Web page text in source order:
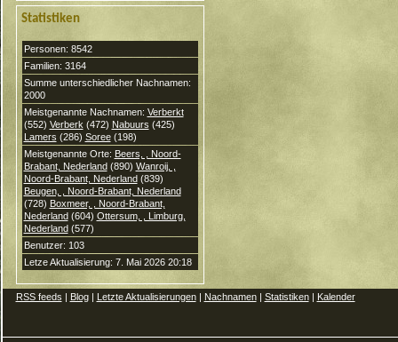
Statistiken
Personen: 8542
Familien: 3164
Summe unterschiedlicher Nachnamen:
2000
Meistgenannte Nachnamen: Verberkt
(552) Verberk (472) Nabuurs (425)
Lamers (286) Soree(198)
Meistgenannte Orte: Beers, , Noord-
Brabant, Nederland(890) Wanroij, ,
Noord-Brabant, Nederland(839)
Beugen, , Noord-Brabant, Nederland
(728) Boxmeer, , Noord-Brabant,
Nederland(604) Ottersum, , Limburg,
Nederland(577)
Benutzer: 103
Letze Aktualisierung: 7. Mai 2026 20:18
RSS feeds | Blog| Letzte Aktualisierungen| Nachnamen| Statistiken| Kalender